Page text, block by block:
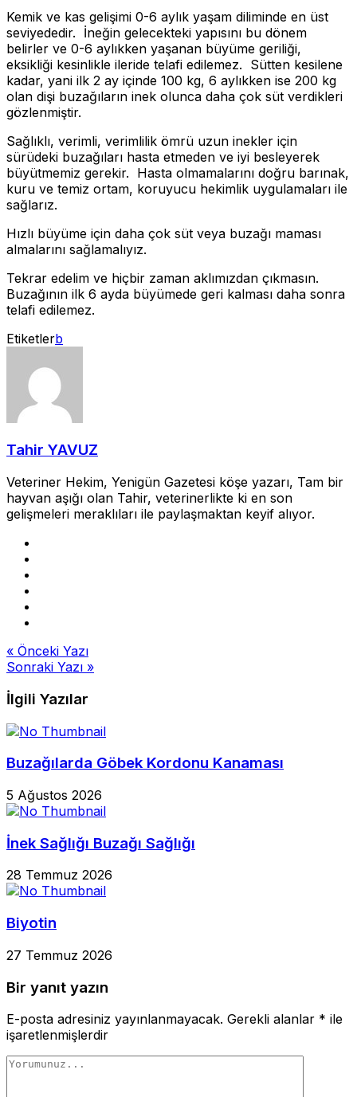
Kemik ve kas gelişimi 0-6 aylık yaşam diliminde en üst
seviyededir. İneğin gelecekteki yapısını bu dönem
belirler ve 0-6 aylıkken yaşanan büyüme geriliği,
eksikliği kesinlikle ileride telafi edilemez. Sütten kesilene
kadar, yani ilk 2 ay içinde 100 kg, 6 aylıkken ise 200 kg
olan dişi buzağıların inek olunca daha çok süt verdikleri
gözlenmiştir.
Sağlıklı, verimli, verimlilik ömrü uzun inekler için
sürüdeki buzağıları hasta etmeden ve iyi besleyerek
büyütmemiz gerekir. Hasta olmamalarını doğru barınak,
kuru ve temiz ortam, koruyucu hekimlik uygulamaları ile
sağlarız.
Hızlı büyüme için daha çok süt veya buzağı maması
almalarını sağlamalıyız.
Tekrar edelim ve hiçbir zaman aklımızdan çıkmasın.
Buzağının ilk 6 ayda büyümede geri kalması daha sonra
telafi edilemez.
Etiketlerb
Tahir YAVUZ
Veteriner Hekim, Yenigün Gazetesi köşe yazarı, Tam bir
hayvan aşığı olan Tahir, veterinerlikte ki en son
gelişmeleri meraklıları ile paylaşmaktan keyif alıyor.
Yazı
gezinmesi
« Önceki Yazı
Sonraki Yazı »
İlgili Yazılar
Buzağılarda Göbek Kordonu Kanaması
5 Ağustos 2026
İnek Sağlığı Buzağı Sağlığı
28 Temmuz 2026
Biyotin
27 Temmuz 2026
Bir yanıt yazın
E-posta adresiniz yayınlanmayacak. Gerekli alanlar * ile
işaretlenmişlerdir